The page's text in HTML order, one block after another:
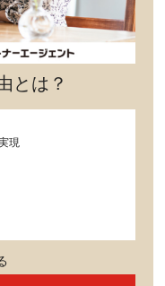
とは？
現